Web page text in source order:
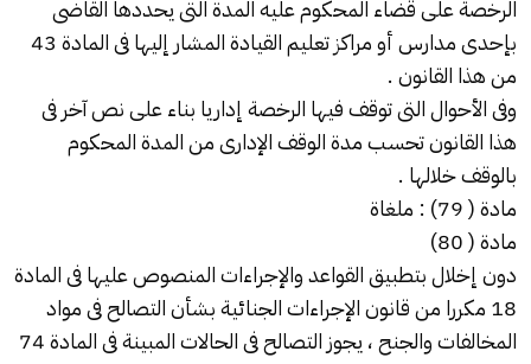
الرخصة على قضاء المحكوم عليه المدة التى يحددها القاضى
بإحدى مدارس أو مراكز تعليم القيادة المشار إليها فى المادة 43
من هذا القانون .
وفى الأحوال التى توقف فيها الرخصة إداريا بناء على نص آخر فى
هذا القانون تحسب مدة الوقف الإدارى من المدة المحكوم
بالوقف خلالها .
مادة ( 79) : ملغاة
مادة ( 80)
دون إخلال بتطبيق القواعد والإجراءات المنصوص عليها فى المادة
18 مكررا من قانون الإجراءات الجنائية بشأن التصالح فى مواد
المخالفات والجنح ، يجوز التصالح فى الحالات المبينة فى المادة 74